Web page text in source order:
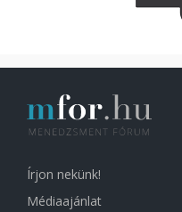
Írjon nekünk!
Médiaajánlat